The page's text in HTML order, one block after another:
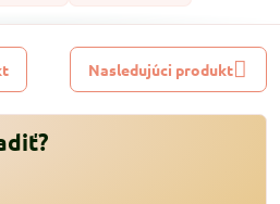
Nasledujúci produkt